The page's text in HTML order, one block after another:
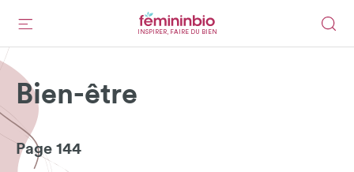
INSPIRER, FAIRE DU BIEN
Bien-être
Page 144